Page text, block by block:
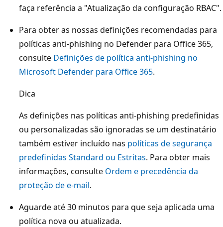
faça referência a "Atualização da configuração RBAC".
Para obter as nossas definições recomendadas para
políticas anti-phishing no Defender para Office 365,
consulte Definições de política anti-phishing no
Microsoft Defender para Office 365.
Dica
As definições nas políticas anti-phishing predefinidas
ou personalizadas são ignoradas se um destinatário
também estiver incluído nas políticas de segurança
predefinidas Standard ou Estritas. Para obter mais
informações, consulte Ordem e precedência da
proteção de e-mail.
Aguarde até 30 minutos para que seja aplicada uma
política nova ou atualizada.